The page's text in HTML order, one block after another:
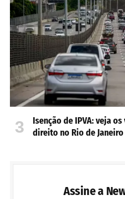
Isenção de IPVA: veja
direito no Rio de Janeiro
Assine a